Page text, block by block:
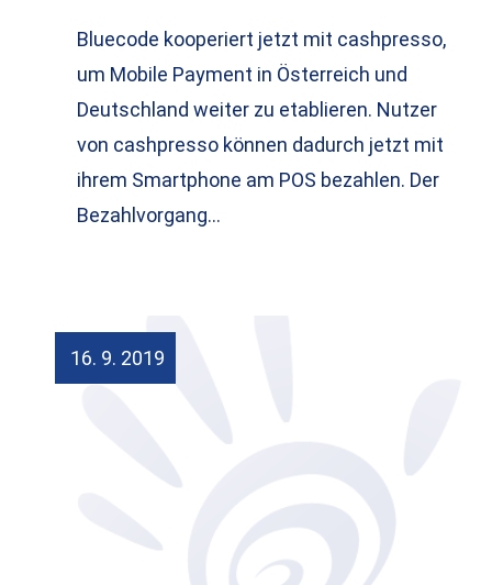
Bluecode kooperiert jetzt mit cashpresso,
um Mobile Payment in Österreich und
Deutschland weiter zu etablieren. Nutzer
von cashpresso können dadurch jetzt mit
ihrem Smartphone am POS bezahlen. Der
Bezahlvorgang…
16. 9. 2019